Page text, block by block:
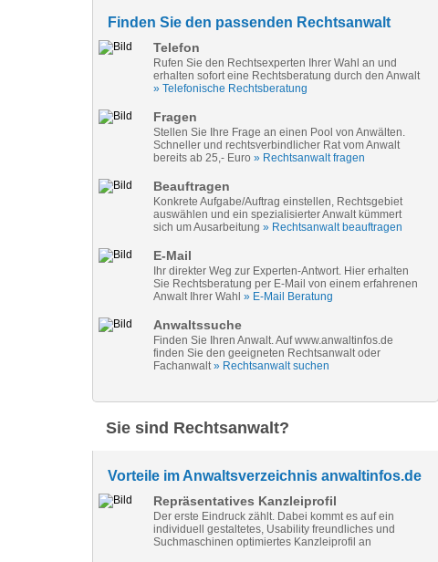
Finden Sie den passenden Rechtsanwalt
Telefon
Rufen Sie den Rechtsexperten Ihrer Wahl an und
erhalten sofort eine Rechtsberatung durch den Anwalt
» Telefonische Rechtsberatung
Fragen
Stellen Sie Ihre Frage an einen Pool von Anwälten.
Schneller und rechtsverbindlicher Rat vom Anwalt
bereits ab 25,- Euro » Rechtsanwalt fragen
Beauftragen
Konkrete Aufgabe/Auftrag einstellen, Rechtsgebiet
auswählen und ein spezialisierter Anwalt kümmert
sich um Ausarbeitung » Rechtsanwalt beauftragen
E-Mail
Ihr direkter Weg zur Experten-Antwort. Hier erhalten
Sie Rechtsberatung per E-Mail von einem erfahrenen
Anwalt Ihrer Wahl » E-Mail Beratung
Anwaltssuche
Finden Sie Ihren Anwalt. Auf www.anwaltinfos.de
finden Sie den geeigneten Rechtsanwalt oder
Fachanwalt» Rechtsanwalt suchen
Sie sind Rechtsanwalt?
Vorteile im Anwaltsverzeichnis anwaltinfos.de
Repräsentatives Kanzleiprofil
Der erste Eindruck zählt. Dabei kommt es auf ein
individuell gestaltetes, Usability freundliches und
Suchmaschinen optimiertes Kanzleiprofil an